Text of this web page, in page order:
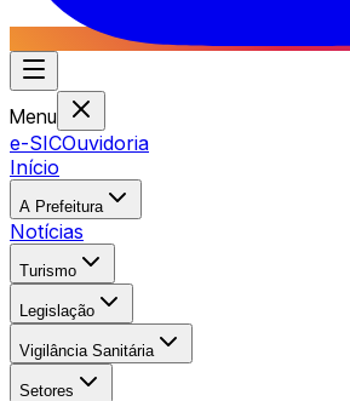
Menu
e-SICOuvidoria
Início
A Prefeitura
Notícias
Turismo
Legislação
Vigilância Sanitária
Setores